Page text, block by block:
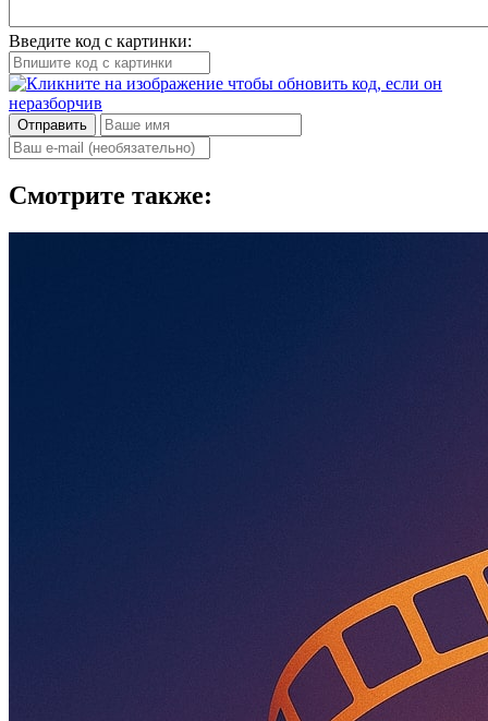
Введите код с картинки:
Отправить
Смотрите также: